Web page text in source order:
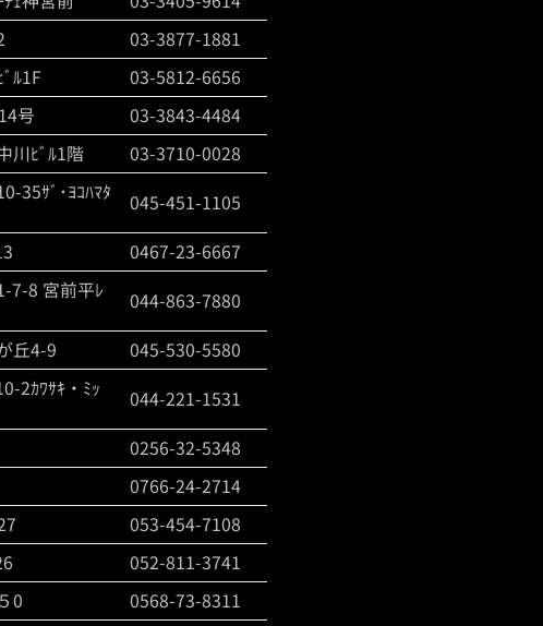
03-3877-1881
ﾙ1F
03-5812-6656
号
03-3843-4484
川ﾋﾞﾙ1階
03-3710-0028
35ｻﾞ･ﾖｺﾊﾏﾀ
045-451-1105
0467-23-6667
7-8 宮前平ﾚ
044-863-7880
丘4-9
045-530-5580
2ｶﾜｻｷ・ﾐｯ
044-221-1531
0256-32-5348
0766-24-2714
053-454-7108
052-811-3741
0 0568-73-8311